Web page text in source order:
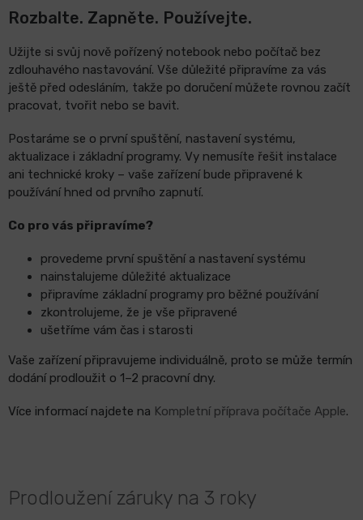
Rozbalte. Zapněte. Používejte.
Užijte si svůj nově pořízený notebook nebo počítač bez
zdlouhavého nastavování. Vše důležité připravíme za vás
ještě před odesláním, takže po doručení můžete rovnou začít
pracovat, tvořit nebo se bavit.
Postaráme se o první spuštění, nastavení systému,
aktualizace i základní programy. Vy nemusíte řešit instalace
ani technické kroky – vaše zařízení bude připravené k
používání hned od prvního zapnutí.
Co pro vás připravíme?
provedeme první spuštění a nastavení systému
nainstalujeme důležité aktualizace
připravíme základní programy pro běžné používání
zkontrolujeme, že je vše připravené
ušetříme vám čas i starosti
Vaše zařízení připravujeme individuálně, proto se může termín
dodání prodloužit o 1–2 pracovní dny.
Více informací najdete na Kompletní příprava počítače Apple.
Prodloužení záruky na 3 roky